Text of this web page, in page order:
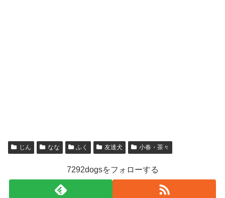
じん なな ふく 友達犬 小春・茶々
7292dogsをフォローする